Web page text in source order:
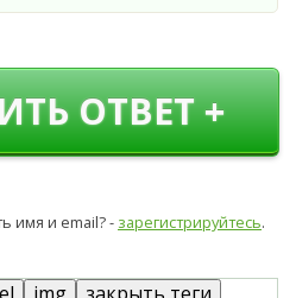
ОТВЕТ +
имя и email? - зарегистрируйтесь.